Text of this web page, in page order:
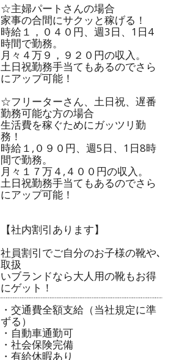
☆主婦パートさんの場合
家事の合間にサクッと稼げる！
時給１，０４０円、週3日、1日4
時間で勤務。
月々４万９，９２０円の収入。
土日祝勤務手当てもあるのでさら
にアップ可能！
☆フリーターさん、土日祝、遅番
勤務可能な方の場合
生活費を稼ぐためにガッツリ勤
務！
時給１,０９０円、週5日、1日8時
間で勤務。
月々１７万４,４００円の収入。
土日祝勤務手当てもあるのでさら
にアップ可能！
【社内割引あります】
社員割引でご自分のお子様の靴や､
取扱
いブランドなら大人用の靴もお得
にゲット！
・交通費全額支給（当社規定に準
ずる）
・自動車通勤可
・社会保険完備
・有給休暇あり